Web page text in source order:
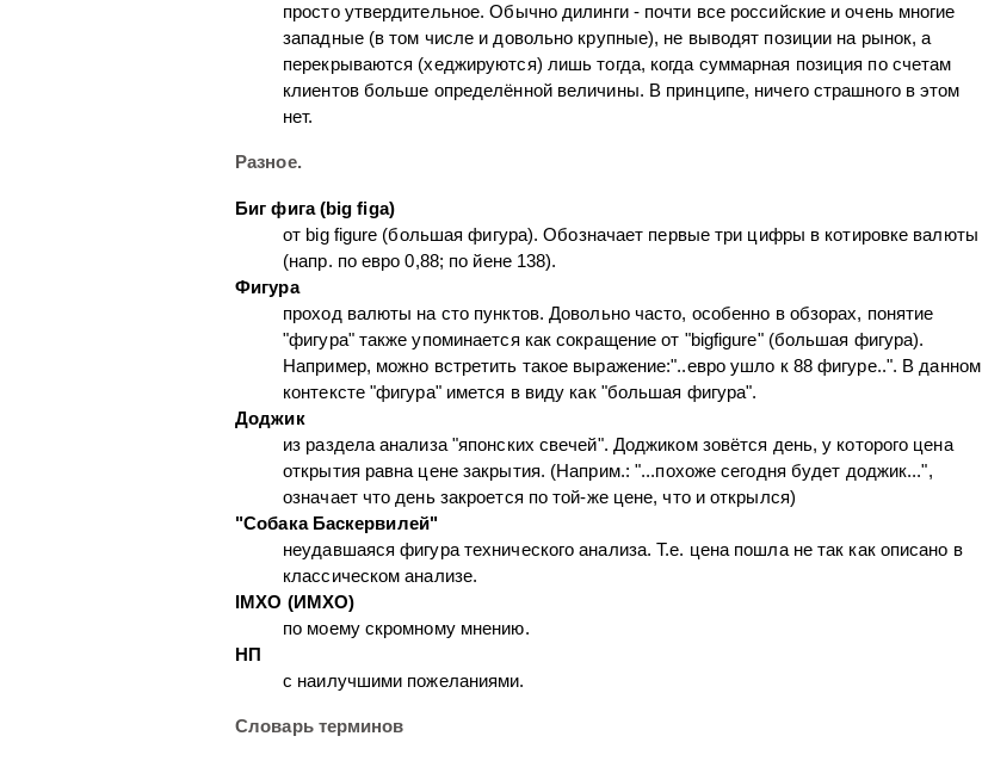
просто утвердительное. Обычно дилинги - почти все российские и очень многие
западные (в том числе и довольно крупные), не выводят позиции на рынок, а
перекрываются (хеджируются) лишь тогда, когда суммарная позиция по счетам
клиентов больше определённой величины. В принципе, ничего страшного в этом
нет.
Разное.
Биг фига (big figa)
от big figure (большая фигура). Обозначает первые три цифры в котировке валюты
(напр. по евро 0,88; по йене 138).
Фигура
проход валюты на сто пунктов. Довольно часто, особенно в обзорах, понятие
"фигура" также упоминается как сокращение от "bigfigure" (большая фигура).
Например, можно встретить такое выражение:"..евро ушло к 88 фигуре..". В данном
контексте "фигура" имется в виду как "большая фигура".
Доджик
из раздела анализа "японских свечей". Доджиком зовётся день, у которого цена
открытия равна цене закрытия. (Наприм.: "...похоже сегодня будет доджик...",
означает что день закроется по той-же цене, что и открылся)
"Собака Баскервилей"
неудавшаяся фигура технического анализа. Т.е. цена пошла не так как описано в
классическом анализе.
IMXO (ИМХО)
по моему скромному мнению.
НП
с наилучшими пожеланиями.
Словарь терминов